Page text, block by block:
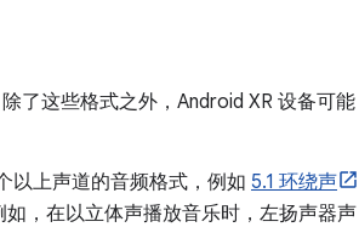
了这些格式之外，Android XR 设备可能
以上声道的音频格式，例如 5.1 环绕声
，在以立体声播放音乐时，左扬声器声